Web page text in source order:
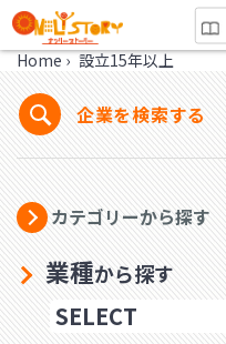
Home › 設立15年以上
企業を検索する
カテゴリーから探す
業種から探す